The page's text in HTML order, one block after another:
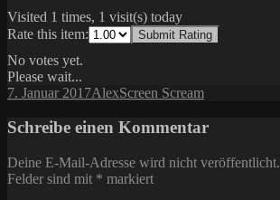
Visited 1 times, 1 visit(s) today
Rate this item:
Submit Rating
No votes yet.
Please wait...
Veröffentlicht
7. Januar 2017Autor
AlexKategorien
Screen Scream
Schreibe einen Kommentar
Deine E-Mail-Adresse wird nicht veröffentlicht.
Felder sind mit * markiert